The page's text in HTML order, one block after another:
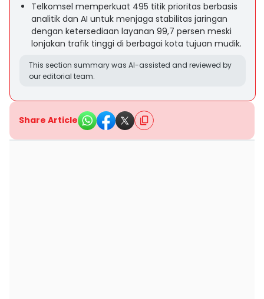
Telkomsel memperkuat 495 titik prioritas berbasis
analitik dan AI untuk menjaga stabilitas jaringan
dengan ketersediaan layanan 99,7 persen meski
lonjakan trafik tinggi di berbagai kota tujuan mudik.
This section summary was AI-assisted and reviewed by
our editorial team.
Share Article